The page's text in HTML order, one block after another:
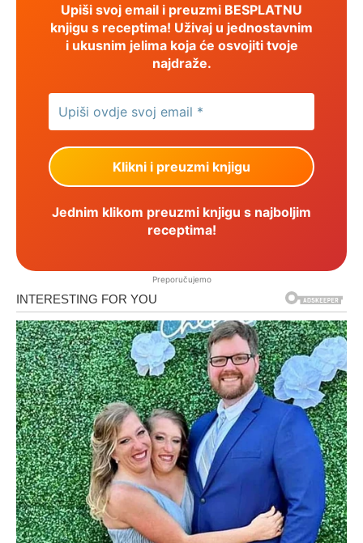
Upiši svoj email i preuzmi BESPLATNU
knjigu s receptima! Uživaj u jednostavnim
i ukusnim jelima koja će osvojiti tvoje
najdraže.
Jednim klikom preuzmi knjigu s najboljim
receptima!
Preporučujemo